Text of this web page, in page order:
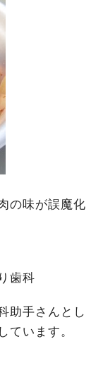
の味が誤魔化
歯科
助手さんとし
ています。